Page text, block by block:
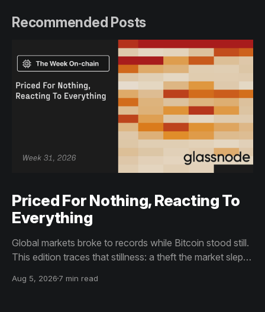
Recommended Posts
Priced For Nothing, Reacting To
Everything
Global markets broke to records while Bitcoin stood still.
This edition traces that stillness: a theft the market slept
than capitulation, and an options market priced for
Aug 5, 2026 7 min read